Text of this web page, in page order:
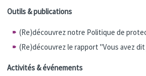
Outils & publications
(Re)découvrez notre Politique de
(Re)découvrez le rapport "Vous avez
Activités & événements